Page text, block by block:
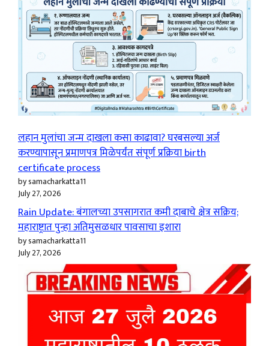
लहान मुलांचा जन्म दाखला कसा काढावा? घरबसल्या अर्ज
करण्यापासून प्रमाणपत्र मिळेपर्यंत संपूर्ण प्रक्रिया birth
certificate process
by samacharkatta11
July 27, 2026
Rain Update: बंगालच्या उपसागरात कमी दाबाचे क्षेत्र सक्रिय;
महाराष्ट्रात पुन्हा अतिमुसळधार पावसाचा इशारा
by samacharkatta11
July 27, 2026